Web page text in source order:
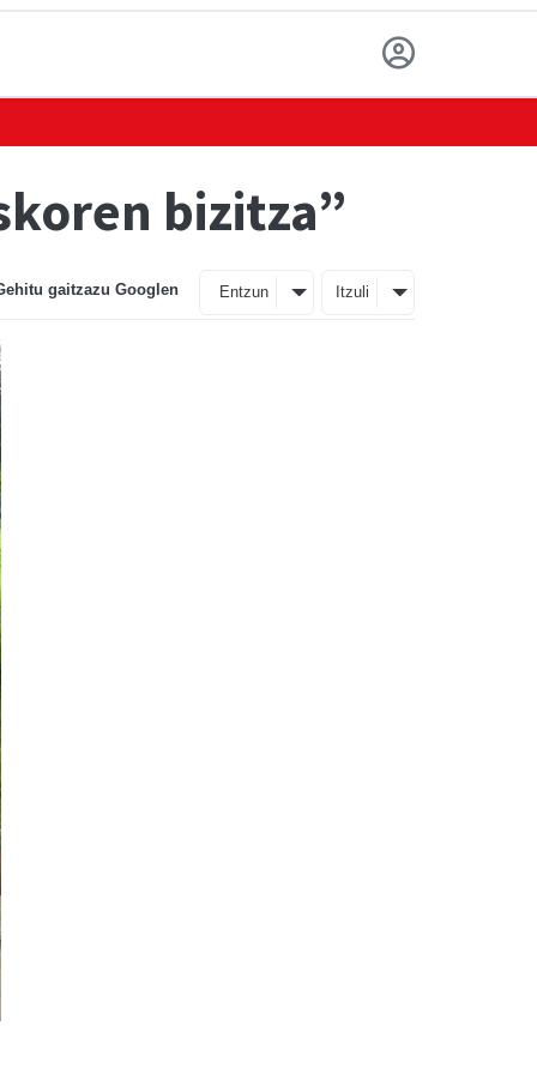
bizitza”
gaitzazu Googlen Entzun Itzuli